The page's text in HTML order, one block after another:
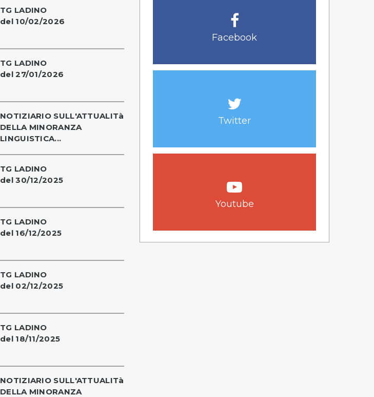
TG LADINO
del 10/02/2026
TG LADINO
del 27/01/2026
NOTIZIARIO SULL'ATTUALITà
DELLA MINORANZA
LINGUISTICA...
TG LADINO
del 30/12/2025
TG LADINO
del 16/12/2025
TG LADINO
del 02/12/2025
TG LADINO
del 18/11/2025
NOTIZIARIO SULL'ATTUALITà
DELLA MINORANZA
Facebook
Twitter
Youtube